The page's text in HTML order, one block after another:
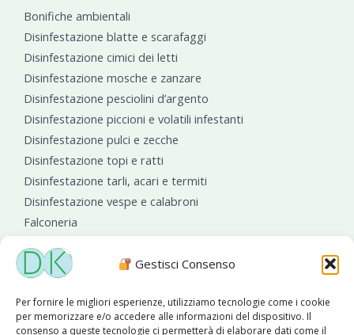
Gestisci Consenso
Per fornire le migliori esperienze, utilizziamo tecnologie come i cookie
per memorizzare e/o accedere alle informazioni del dispositivo. Il
consenso a queste tecnologie ci permetterà di elaborare dati come il
Bonifiche ambientali
Disinfestazione blatte e scarafaggi
Disinfestazione cimici dei letti
Disinfestazione mosche e zanzare
Disinfestazione pesciolini d’argento
Disinfestazione piccioni e volatili infestanti
Disinfestazione pulci e zecche
Disinfestazione topi e ratti
Disinfestazione tarli, acari e termiti
Disinfestazione vespe e calabroni
Falconeria